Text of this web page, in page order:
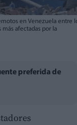
en Venezuela entre
afectadas por la
preferida de